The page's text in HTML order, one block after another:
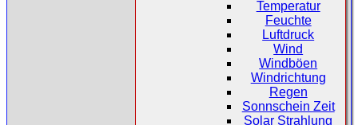
Temperatur
Feuchte
Luftdruck
Wind
Windböen
Windrichtung
Regen
Sonnschein Zeit
Solar Strahlung